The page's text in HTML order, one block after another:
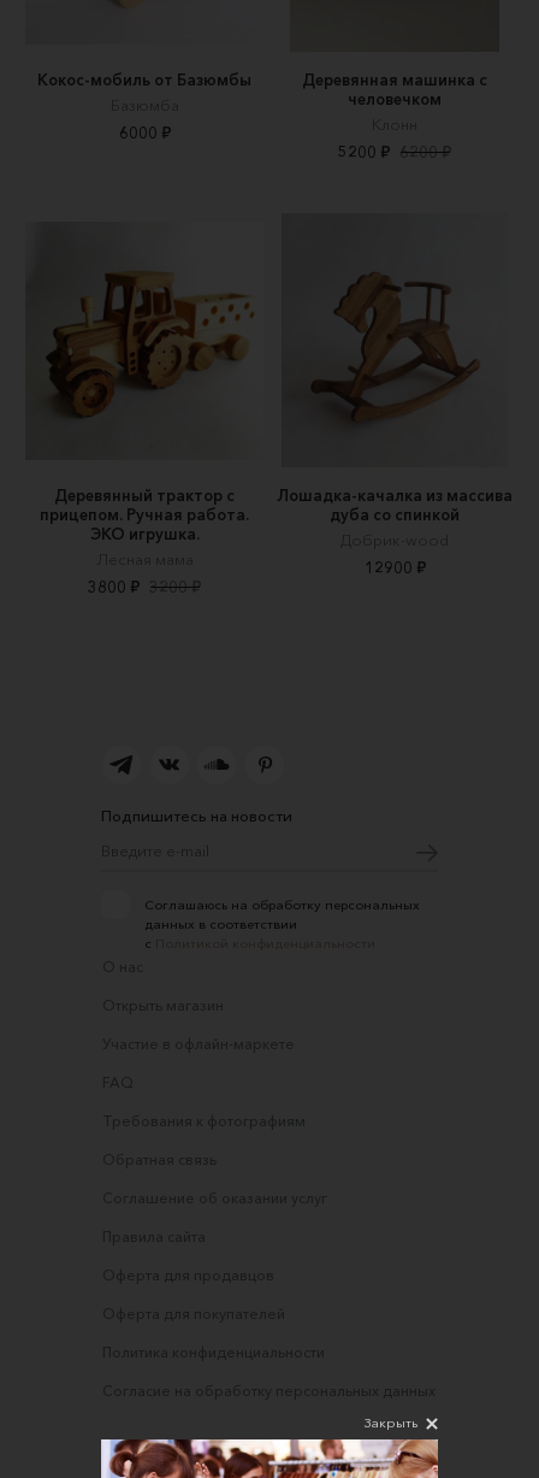
Кокос-мобиль от Базюмбы
Базюмба
6000 ₽
Деревянная машинка с
человечком
Клонн
5200 ₽ 6200 ₽
Деревянный трактор с
прицепом. Ручная работа.
ЭКО игрушка.
Лесная мама
3800 ₽ 3200 ₽
Лошадка-качалка из массива
дуба со спинкой
Добрик-wood
12900 ₽
Подпишитесь на новости
Соглашаюсь на обработку персональных
данных в соответствии
с
О нас
Открыть магазин
Участие в офлайн-маркете
FAQ
Требования к фотографиям
Обратная связь
Соглашение об оказании услуг
Правила сайта
Оферта для продавцов
Оферта для покупателей
Политика конфиденциальности
Согласие на обработку персональных данных
Закрыть